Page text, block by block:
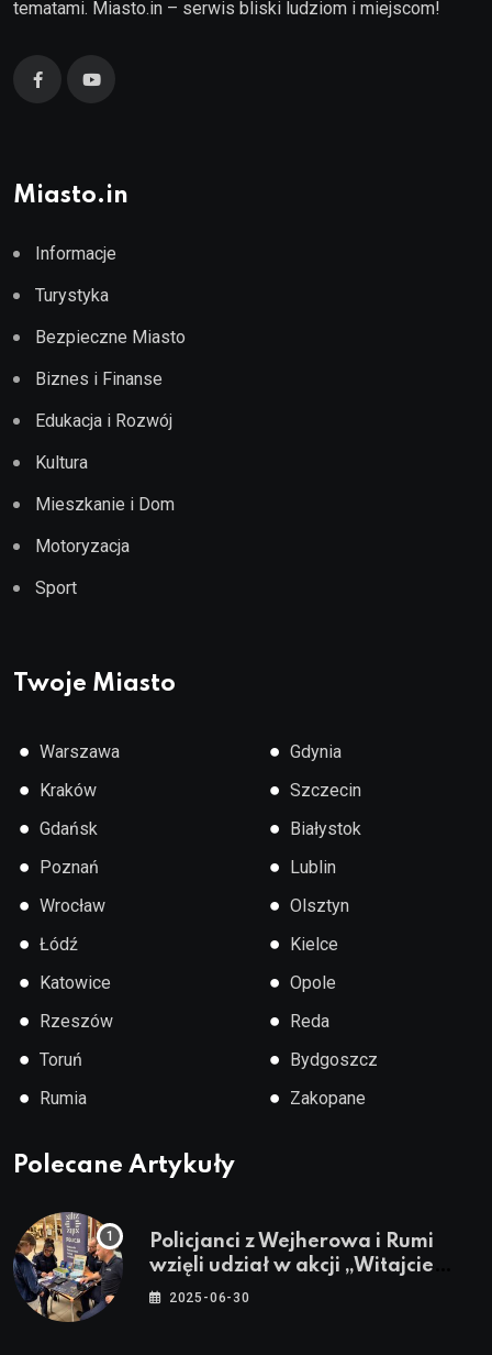
tematami. Miasto.in – serwis bliski ludziom i miejscom!
Miasto.in
Informacje
Turystyka
Bezpieczne Miasto
Biznes i Finanse
Edukacja i Rozwój
Kultura
Mieszkanie i Dom
Motoryzacja
Sport
Twoje Miasto
● Warszawa
● Kraków
● Gdańsk
● Poznań
● Wrocław
● Łódź
● Katowice
● Rzeszów
● Toruń
● Rumia
● Gdynia
● Szczecin
● Białystok
● Lublin
● Olsztyn
● Kielce
● Opole
● Reda
● Bydgoszcz
● Zakopane
Polecane Artykuły
Policjanci z Wejherowa i Rumi
wzięli udział w akcji „Witajcie
Wakacje”
2025-06-30